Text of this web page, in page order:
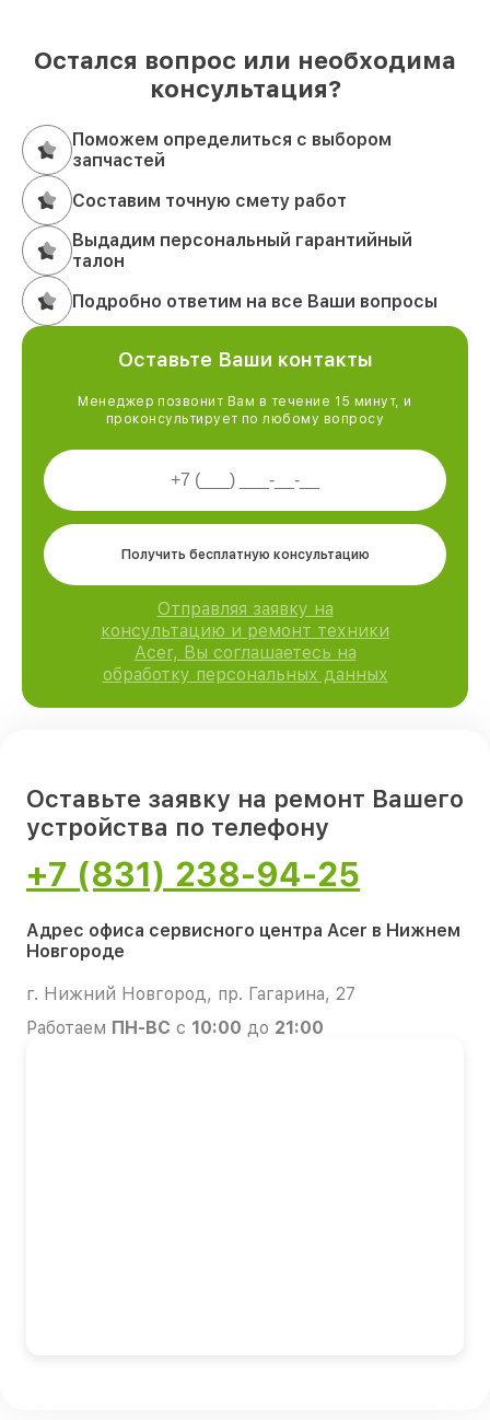
Остался вопрос или необходима
консультация?
Поможем определиться с выбором
запчастей
Составим точную смету работ
Выдадим персональный гарантийный
талон
Подробно ответим на все Ваши вопросы
Оставьте Ваши контакты
Менеджер позвонит Вам в течение 15 минут, и
проконсультирует по любому вопросу
Получить бесплатную консультацию
Отправляя заявку на
консультацию и ремонт техники
Acer, Вы соглашаетесь на
обработку персональных данных
Оставьте заявку на ремонт Вашего
устройства по телефону
+7 (831) 238-94-25
Адрес офиса сервисного центра Acer в Нижнем
Новгороде
г. Нижний Новгород, пр. Гагарина, 27
Работаем ПН-ВС с 10:00 до 21:00